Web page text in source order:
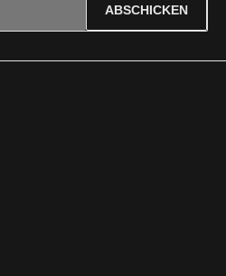
ABSCHICKEN
Felder sind Pflichtfelder.